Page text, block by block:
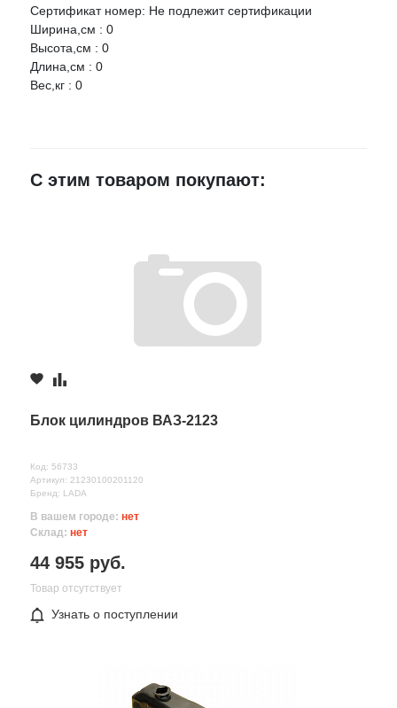
Сертификат номер: Не подлежит сертификации
Ширина,см : 0
Высота,см : 0
Длина,см : 0
Вес,кг : 0
АВТОВАЗ Патрубок головки блока 2110 выпускной
Артикул:
21110130301400
Старый оскол,
Ваше имя
Все поля формы обязательны
Отправляя форму вы соглашаетесь на
С этим товаром покупают:
Блок цилиндров ВАЗ-2123
Код: 56733
Артикул: 21230100201120
Бренд: LADA
В вашем городе: нет
Склад: нет
44 955 руб.
Товар отсутствует
Узнать о поступлении